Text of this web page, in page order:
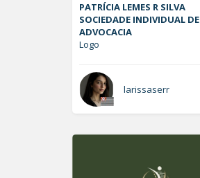
PATRÍCIA LEMES R SILVA
SOCIEDADE INDIVIDUAL DE
ADVOCACIA
Logo
larissaserr